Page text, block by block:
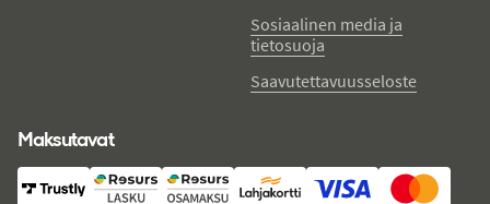
Sosiaalinen media ja
tietosuoja
Saavutettavuusseloste
Maksutavat